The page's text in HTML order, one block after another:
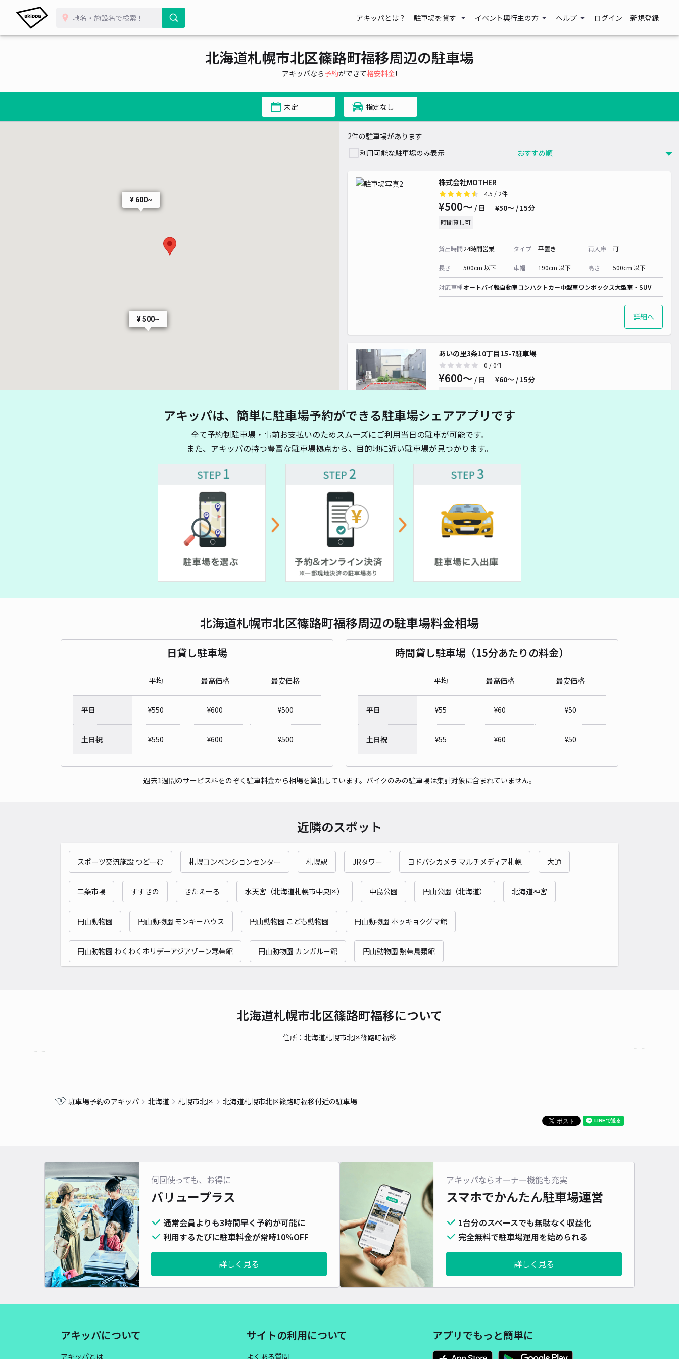
アキッパとは？ 駐車場を貸す イベント興行主の方 ヘルプ ログイン 新規登録
北海道札幌市北区篠路町福移周辺の駐車場
アキッパなら予約ができて格安料金!
未定 指定なし
¥ 500~
¥ 600~
2件の駐車場があります
利用可能な駐車場のみ表示
株式会社MOTHER
4.5 / 2件
¥500〜 / 日 ¥50〜 / 15分
時間貸し可
貸出時間24時間営業 タイプ 平置き 再入庫 可
長さ 500cm 以下 車幅 190cm 以下 高さ 500cm 以下
対応車種オートバイ軽自動車コンパクトカー中型車ワンボックス大型車・SUV
詳細へ
あいの里3条10丁目15-7駐車場
0 / 0件
¥600〜 / 日 ¥60〜 / 15分
貸出時間 08:00 〜23:00
長さ 500cm 以下
アキッパは、簡単に駐車場予約ができる駐車場シェアアプリです
全て予約制駐車場・事前お支払いのためスムーズにご利用当日の駐車が可能です。
また、アキッパの持つ豊富な駐車場拠点から、目的地に近い駐車場が見つかります。
北海道札幌市北区篠路町福移周辺の駐車場料金相場
日貸し駐車場
平均 最高価格 最安価格
平日 ¥550 ¥600 ¥500
土日祝 ¥550 ¥600 ¥500
時間貸し駐車場（15分あたりの料金）
平均 最高価格 最安価格
平日 ¥55 ¥60 ¥50
土日祝 ¥55 ¥60 ¥50
過去1週間のサービス料をのぞく駐車料金から相場を算出しています。バイクのみの駐車場は集計対象に含まれていません。
近隣のスポット
スポーツ交流施設 つどーむ 札幌コンベンションセンター 札幌駅 JRタワー ヨドバシカメラ マルチメディア札幌 大通
二条市場 すすきの きたえーる 水天宮（北海道札幌市中央区） 中島公園 円山公園（北海道） 北海道神宮
円山動物園 円山動物園 モンキーハウス 円山動物園 こども動物園 円山動物園 ホッキョクグマ館
円山動物園 わくわくホリデーアジアゾーン寒帯館 円山動物園 カンガルー館 円山動物園 熱帯鳥類館
北海道札幌市北区篠路町福移について
住所：北海道札幌市北区篠路町福移
駐車場予約のアキッパ 北海道 札幌市北区 北海道札幌市北区篠路町福移付近の駐車場
何回使っても、お得に
バリュープラス
通常会員よりも3時間早く予約が可能に
利用するたびに駐車料金が常時10%OFF
詳しく見る
アキッパならオーナー機能も充実
スマホでかんたん駐車場運営
1台分のスペースでも無駄なく収益化
完全無料で駐車場運用を始められる
詳しく見る
アキッパについて
アキッパとは
サイトの利用について
よくある質問
アプリでもっと簡単に